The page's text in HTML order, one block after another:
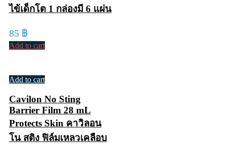
ไข้เด็กโต 1 กล่องมี 6 แผ่น
85 ฿
Add to cart
Add to cart
Cavilon No Sting
Barrier Film 28 mL
Protects Skin คาวิลอน
โน สติง ฟิล์มเหลวเคลือบ